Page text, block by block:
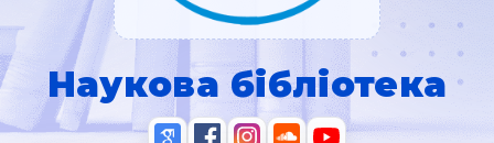
Наукова бібліотека